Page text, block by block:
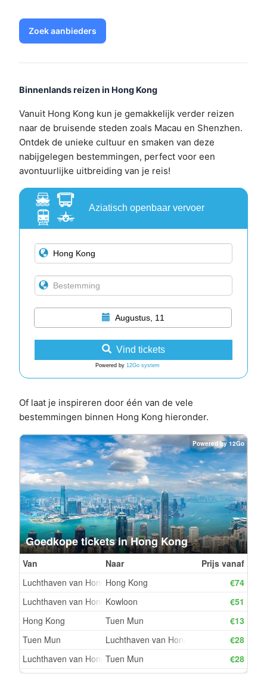
Zoek aanbieders
Binnenlands reizen in Hong Kong
Vanuit Hong Kong kun je gemakkelijk verder reizen
naar de bruisende steden zoals Macau en Shenzhen.
Ontdek de unieke cultuur en smaken van deze
nabijgelegen bestemmingen, perfect voor een
avontuurlijke uitbreiding van je reis!
Aziatisch openbaar vervoer
Augustus, 11
Vind tickets
Powered by 12Go system
Of laat je inspireren door één van de vele
bestemmingen binnen Hong Kong hieronder.